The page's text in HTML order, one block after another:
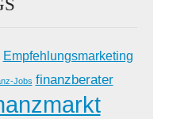
Empfehlungsmarketing
Jobs finanzberater